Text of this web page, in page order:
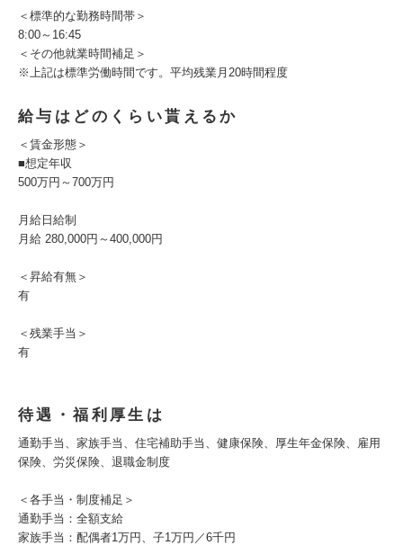
＜標準的な勤務時間帯＞
8:00～16:45
＜その他就業時間補足＞
※上記は標準労働時間です。平均残業月20時間程度
給与はどのくらい貰えるか
＜賃金形態＞
■想定年収
500万円～700万円
月給日給制
月給 280,000円～400,000円
＜昇給有無＞
有
＜残業手当＞
有
待遇・福利厚生は
通勤手当、家族手当、住宅補助手当、健康保険、厚生年金保険、雇用
保険、労災保険、退職金制度
＜各手当・制度補足＞
通勤手当：全額支給
家族手当：配偶者1万円、子1万円／6千円